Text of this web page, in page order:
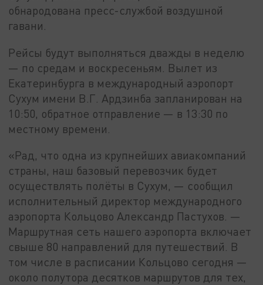
обнародована пресс-службой воздушной
гавани.
Рейсы будут выполняться дважды в неделю
— по средам и воскресеньям. Вылет из
Екатеринбурга в международный аэропорт
Сухум имени В.Г. Ардзинба запланирован на
10:50, обратное отправление — в 13:30 по
местному времени.
«Рад, что одна из крупнейших авиакомпаний
страны, наш базовый перевозчик будет
осуществлять полёты в Сухум, — сообщил
исполнительный директор международного
аэропорта Кольцово Александр Пастухов. —
Маршрутная сеть нашего аэропорта включает
свыше 80 направлений для путешествий. В
том числе в расписании Кольцово сегодня —
около полутора десятков маршрутов для тех,